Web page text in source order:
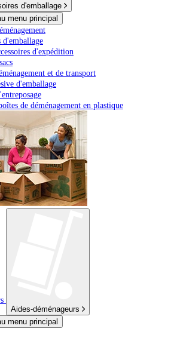
d'emballage
menu principal
d'emballage
d'expédition
et de transport
d'emballage
de déménagement en plastique
Aides-déménageurs
menu principal